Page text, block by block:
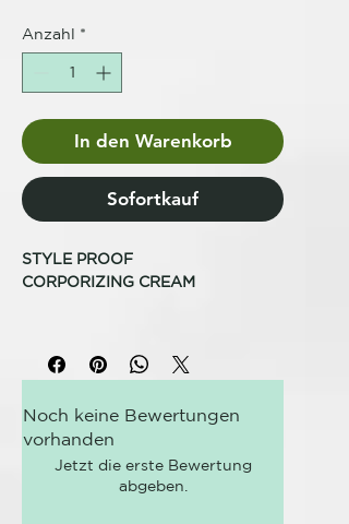
Anzahl *
In den Warenkorb
Sofortkauf
STYLE PROOF
CORPORIZING CREAM
consistencia al cabello sin
apelmazar. Reduce la electricidad
estática del peinado.
Noch keine Bewertungen
vorhanden
Jetzt die erste Bewertung
abgeben.